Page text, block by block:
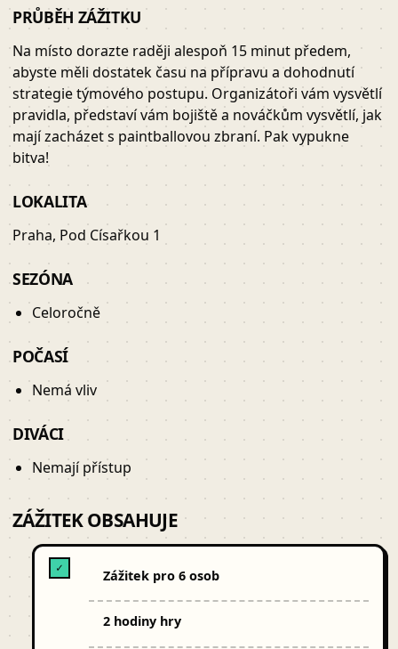
PRŮBĚH ZÁŽITKU
Na místo dorazte raději alespoň 15 minut předem,
abyste měli dostatek času na přípravu a dohodnutí
strategie týmového postupu. Organizátoři vám vysvětlí
pravidla, představí vám bojiště a nováčkům vysvětlí, jak
mají zacházet s paintballovou zbraní. Pak vypukne
bitva!
LOKALITA
Praha, Pod Císařkou 1
SEZÓNA
Celoročně
POČASÍ
Nemá vliv
DIVÁCI
Nemají přístup
ZÁŽITEK OBSAHUJE
✓ Zážitek pro 6 osob
2 hodiny hry